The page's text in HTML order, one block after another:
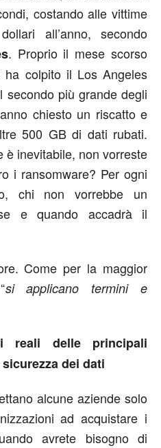
costando alle vittime
all’anno, secondo
. Proprio il mese scorso
ha colpito il Los Angeles
secondo più grande degli
chiesto un riscatto e
500 GB di dati rubati.
è inevitabile, non vorreste
i ransomware? Per ogni
chi non vorrebbe un
e quando accadrà il
Come per la maggior
si applicano termini e
reali delle principali
dei dati
alcune aziende solo
ad acquistare i
avrete bisogno di